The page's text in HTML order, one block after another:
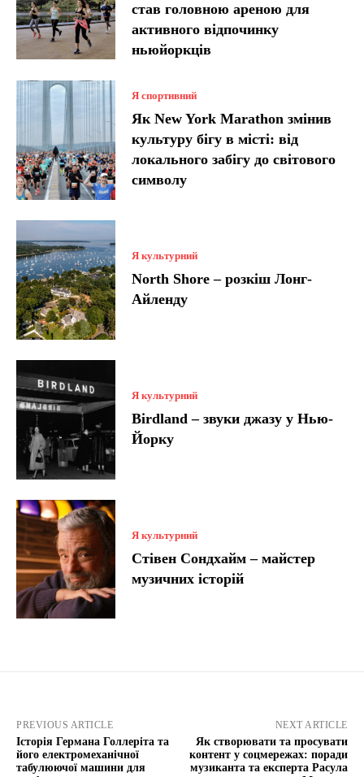
став головною ареною для
активного відпочинку
ньюйоркців
Я спортивний
Як New York Marathon змінив
культуру бігу в місті: від
локального забігу до світового
символу
Я культурний
North Shore – розкіш Лонг-
Айленду
Я культурний
Birdland – звуки джазу у Нью-
Йорку
Я культурний
Стівен Сондхайм – майстер
музичних історій
PREVIOUS ARTICLE
Історія Германа Голлеріта та
його електромеханічної
табулюючої машини для
NEXT ARTICLE
Як створювати та просувати
контент у соцмережах: поради
музиканта та експерта Расула